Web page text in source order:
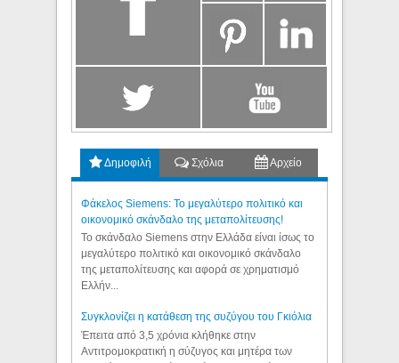
Δημοφιλή Σχόλια Αρχείο
Φάκελος Siemens: Το μεγαλύτερο πολιτικό και
οικονομικό σκάνδαλο της μεταπολίτευσης!
Το σκάνδαλο Siemens στην Ελλάδα είναι ίσως το
μεγαλύτερο πολιτικό και οικονομικό σκάνδαλο
της μεταπολίτευσης και αφορά σε χρηματισμό
Ελλήν...
Συγκλονίζει η κατάθεση της συζύγου του Γκιόλια
Έπειτα από 3,5 χρόνια κλήθηκε στην
Αντιτρομοκρατική η σύζυγος και μητέρα των